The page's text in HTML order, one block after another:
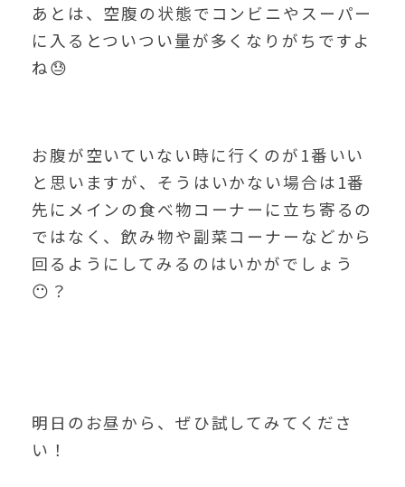
あとは、空腹の状態でコンビニやスーパー
に入るとついつい量が多くなりがちですよ
ね😓
お腹が空いていない時に行くのが1番いい
と思いますが、そうはいかない場合は1番
先にメインの食べ物コーナーに立ち寄るの
ではなく、飲み物や副菜コーナーなどから
回るようにしてみるのはいかがでしょう
😶？
明日のお昼から、ぜひ試してみてくださ
い！